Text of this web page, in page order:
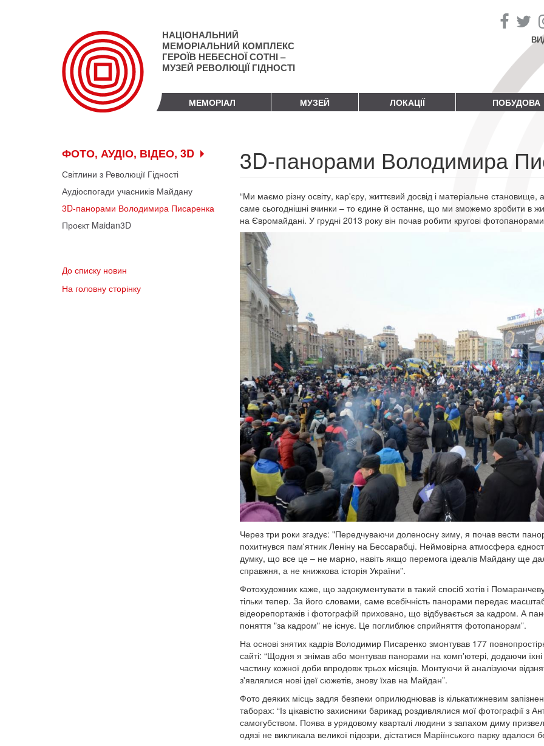
НАЦІОНАЛЬНИЙ
МЕМОРІАЛЬНИЙ КОМПЛЕКС
ГЕРОЇВ НЕБЕСНОЇ СОТНІ –
МУЗЕЙ РЕВОЛЮЦІЇ ГІДНОСТІ
МЕМОРІАЛ МУЗЕЙ ЛОКАЦІЇ ПОБУДОВА
ФОТО, АУДІО, ВІДЕО, 3D
Світлини з Революції Гідності
Аудіоспогади учасників Майдану
3D-панорами Володимира Писаренка
Проєкт Maidan3D
До списку новин
На головну сторінку
3D-панорами Володимира
“Ми маємо різну освіту, кар'єру, життєвий досвід і матеріальне
саме сьогоднішні вчинки – то єдине й останнє, що ми зможемо зробити в
на Євромайдані. У грудні 2013 року він почав робити кругові
Через три роки згадує: "Передчуваючи доленосну зиму, я почав вести
похитнувся пам'ятник Леніну на Бессарабці. Неймовірна атмосфера
думку, що все це – не марно, навіть якщо перемога ідеалів Майдану ще
справжня, а не книжкова історія України”.
Фотохудожник каже, що задокументувати в такий спосіб хотів і
тільки тепер. За його словами, саме всебічність панорами передає
відеорепортажів і фотографій приховано, що відбувається за кадром. А
поняття "за кадром" не існує. Це поглиблює сприйняття фотопанорам”.
На основі знятих кадрів Володимир Писаренко змонтував 177
сайті: “Щодня я знімав або монтував панорами на комп'ютері, додаючи
частину кожної доби впродовж трьох місяців. Монтуючи й аналізуючи
з'являлися нові ідеї сюжетів, знову їхав на Майдан”.
Фото деяких місць задля безпеки оприлюднював із кількатижневим
таборах: “Із цікавістю захисники барикад роздивлялися мої фотографії з
самогубством. Поява в урядовому кварталі людини з запахом диму
одязі не викликала великої підозри, дістатися Маріїнського парку вдалося